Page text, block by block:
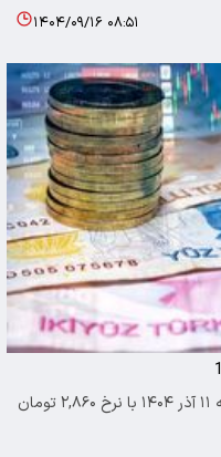
۱۴۰۴/۰۹/۱۶ ۰۸:۵۱
اقتصاد ایرانی ؛ قیمت لیر ترکیه امروز سه‌شنبه ۱۱ آذر ۱۴۰۴ با نرخ ۲,۸۶۰ تومان